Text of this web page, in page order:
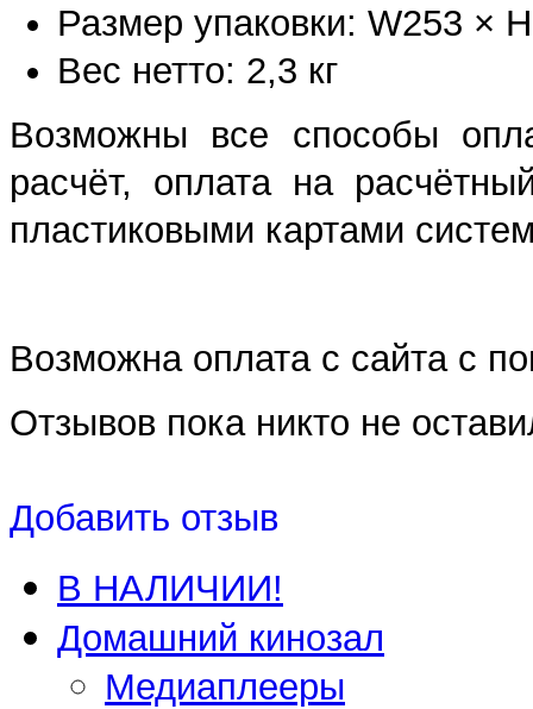
Размер упаковки: W253 ×
Вес нетто: 2,3 кг
Возможны все способы
расчёт, оплата на
пластиковыми картами
Возможна оплата с сайта с
Отзывов пока никто не
Добавить отзыв
В НАЛИЧИИ!
Домашний кинозал
Медиаплееры